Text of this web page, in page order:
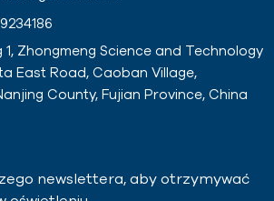
1, Zhongmeng Science and Technology
East Road, Caoban Village,
County, Fujian Province, China
newslettera, aby otrzymywać